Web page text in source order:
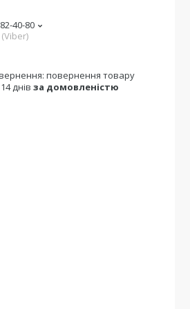
40-80
повернення товару
днів за домовленістю